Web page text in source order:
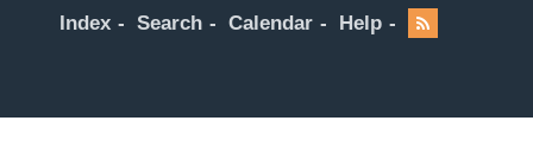
Index Search Calendar Help